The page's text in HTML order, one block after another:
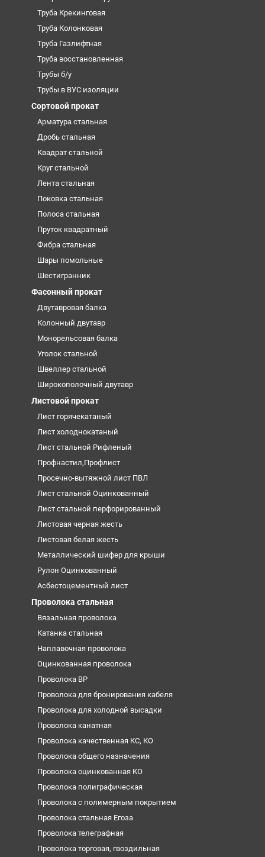
Труба Крекинговая
Труба Колонковая
Труба Газлифтная
Труба восстановленная
Трубы б/у
Трубы в ВУС изоляции
Сортовой прокат
Арматура стальная
Дробь стальная
Квадрат стальной
Круг стальной
Лента стальная
Поковка стальная
Полоса стальная
Пруток квадратный
Фибра стальная
Шары помольные
Шестигранник
Фасонный прокат
Двутавровая балка
Колонный двутавр
Монорельсовая балка
Уголок стальной
Швеллер стальной
Широкополочный двутавр
Листовой прокат
Лист горячекатаный
Лист холоднокатаный
Лист стальной Рифленый
Профнастил,Профлист
Просечно-вытяжной лист ПВЛ
Лист стальной Оцинкованный
Лист стальной перфорированный
Листовая черная жесть
Листовая белая жесть
Металлический шифер для крыши
Рулон Оцинкованный
Асбестоцементный лист
Проволока стальная
Вязальная проволока
Катанка стальная
Наплавочная проволока
Оцинкованная проволока
Проволока ВР
Проволока для бронирования кабеля
Проволока для холодной высадки
Проволока канатная
Проволока качественная КС, КО
Проволока общего назначения
Проволока оцинкованная КО
Проволока полиграфическая
Проволока с полимерным покрытием
Проволока стальная Егоза
Проволока телеграфная
Проволока торговая, гвоздильная